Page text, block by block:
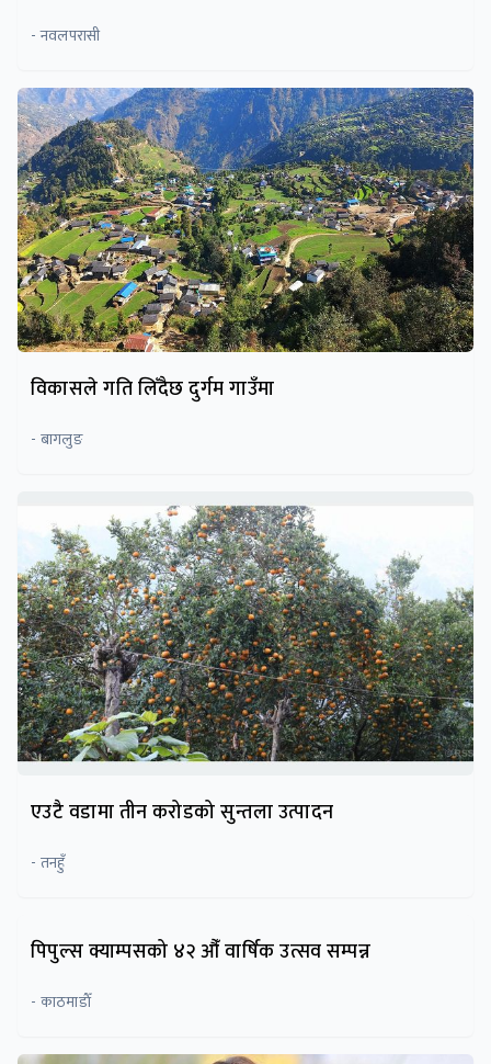
- नवलपरासी
विकासले गति लिँदैछ दुर्गम गाउँमा
- बागलुङ
एउटै वडामा तीन करोडको सुन्तला उत्पादन
- तनहुँ
पिपुल्स क्याम्पसको ४२ औँ वार्षिक उत्सव सम्पन्न
- काठमाडाैँ